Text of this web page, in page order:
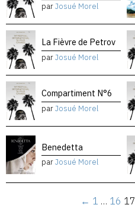
parJosué Morel
La Fièvre de Petrov
parJosué Morel
Compartiment N°6
parJosué Morel
Benedetta
parJosué Morel
← 1 … 16 17